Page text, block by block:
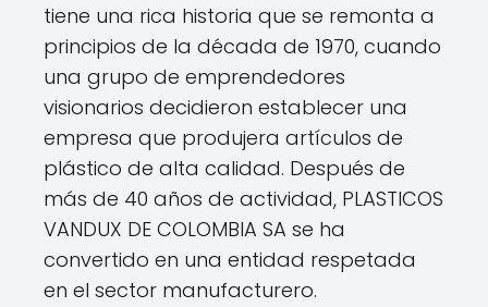
tiene una rica historia que se remonta a
principios de la década de 1970, cuando
una grupo de emprendedores
visionarios decidieron establecer una
empresa que produjera artículos de
plástico de alta calidad. Después de
más de 40 años de actividad, PLASTICOS
VANDUX DE COLOMBIA SA se ha
convertido en una entidad respetada
en el sector manufacturero.